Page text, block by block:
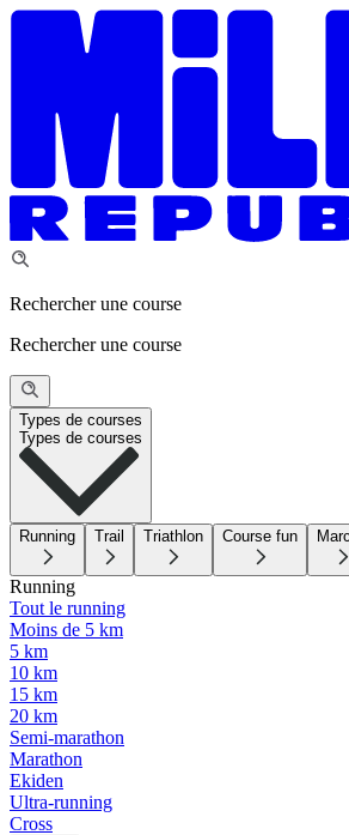
Rechercher une course
Rechercher une course
Types de courses
Types de courses
Running Trail Triathlon Course fun
Running
Tout le running
Moins de 5 km
5 km
10 km
15 km
20 km
Semi-marathon
Marathon
Ekiden
Ultra-running
Cross